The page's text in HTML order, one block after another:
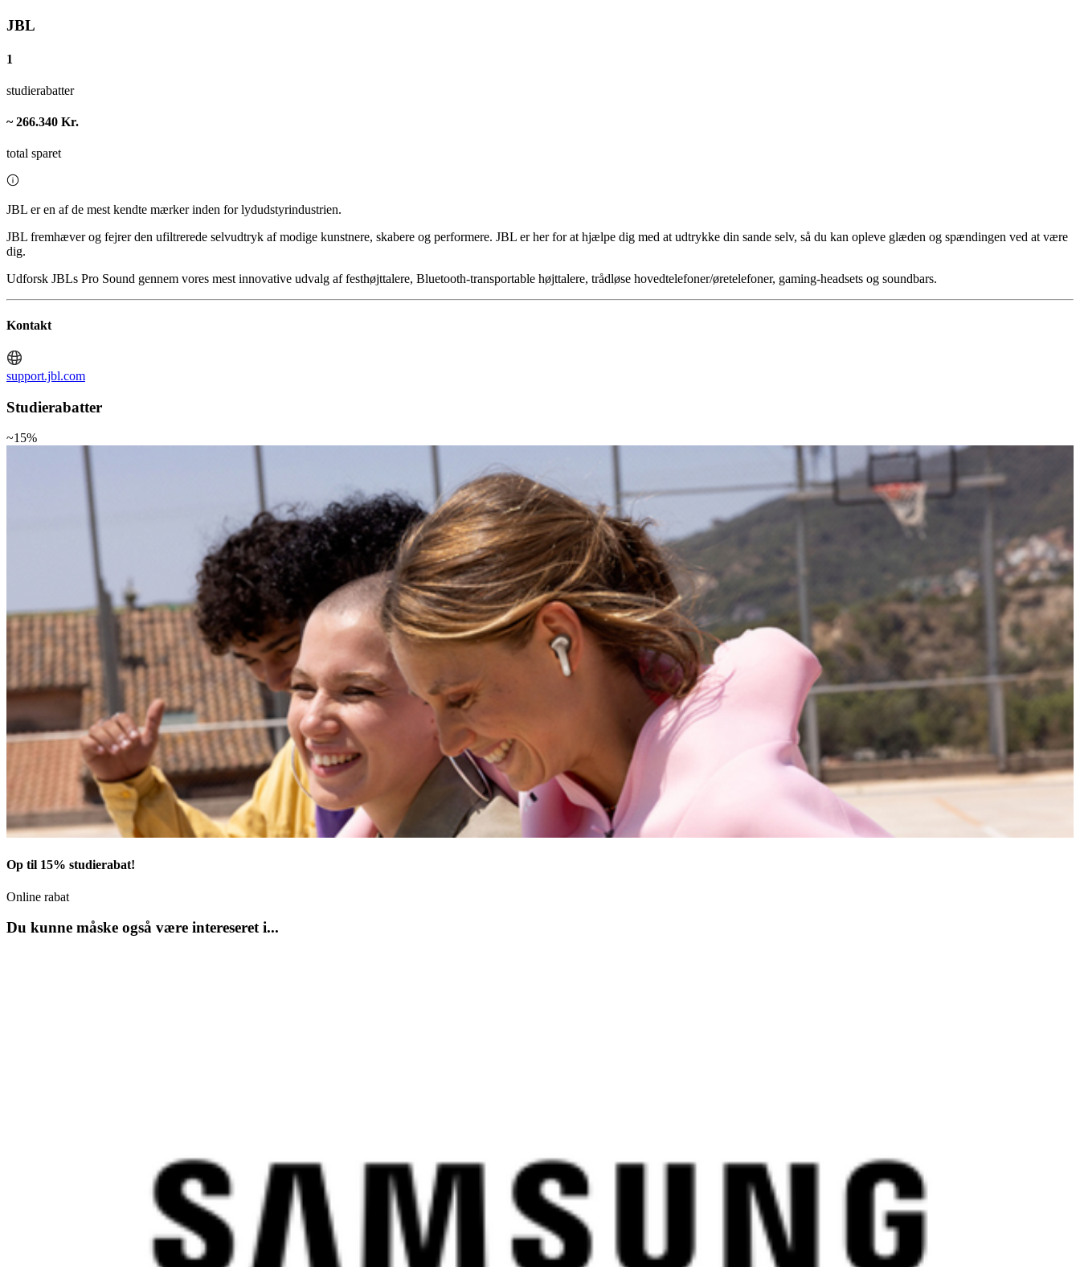
JBL
1
studierabatter
~ 266.340 Kr.
total sparet
JBL er en af de mest kendte mærker inden for lydudstyrindustrien.
JBL fremhæver og fejrer den ufiltrerede selvudtryk af modige kunstnere, skabere og performere. JBL er her for at hjælpe dig med at udtrykke din sande selv, så du kan opleve glæden og spændingen ved at være
dig.
Udforsk JBLs Pro Sound gennem vores mest innovative udvalg af festhøjttalere, Bluetooth-transportable højttalere, trådløse hovedtelefoner/øretelefoner, gaming-headsets og soundbars.
Kontakt
support.jbl.com
Studierabatter
~15%
Op til 15% studierabat!
Online rabat
Du kunne måske også være intereseret i...